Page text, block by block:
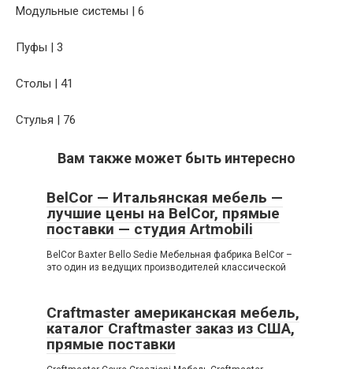
Модульные системы | 6
Пуфы | 3
Столы | 41
Стулья | 76
Вам также может быть интересно
BelCor — Итальянская мебель —
лучшие цены на BelCor, прямые
поставки — студия Artmobili
BelCor Baxter Bello Sedie Мебельная фабрика BelCor –
это один из ведущих производителей классической
Craftmaster американская мебель,
каталог Craftmaster заказ из США,
прямые поставки